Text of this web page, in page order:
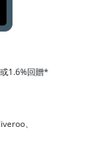
1.6%回贈*
、